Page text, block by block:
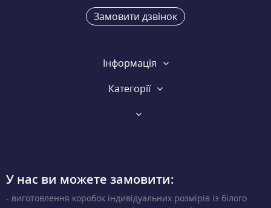
Замовити дзвінок
Інформація
Категорії
У нас ви можете замовити:
- виготовлення коробок індивідуальних розмірів із білого